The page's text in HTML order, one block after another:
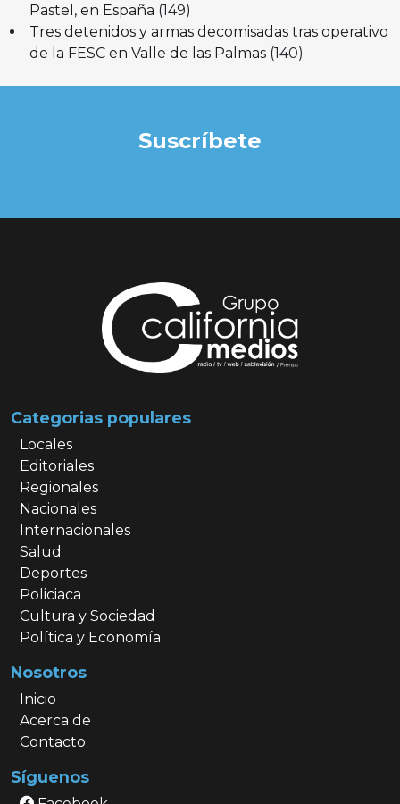
Pastel, en España (149)
Tres detenidos y armas decomisadas tras operativo
de la FESC en Valle de las Palmas (140)
Suscríbete
Categorias populares
Locales
Editoriales
Regionales
Nacionales
Internacionales
Salud
Deportes
Policiaca
Cultura y Sociedad
Política y Economía
Nosotros
Inicio
Acerca de
Contacto
Síguenos